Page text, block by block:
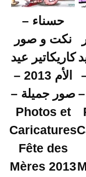
–
حسناء –
نكت و صور
كاريكاتير عيد
الأم 2013 –
صور جميلة –
Photos et
Caricatures
Fête des
Mères 2013